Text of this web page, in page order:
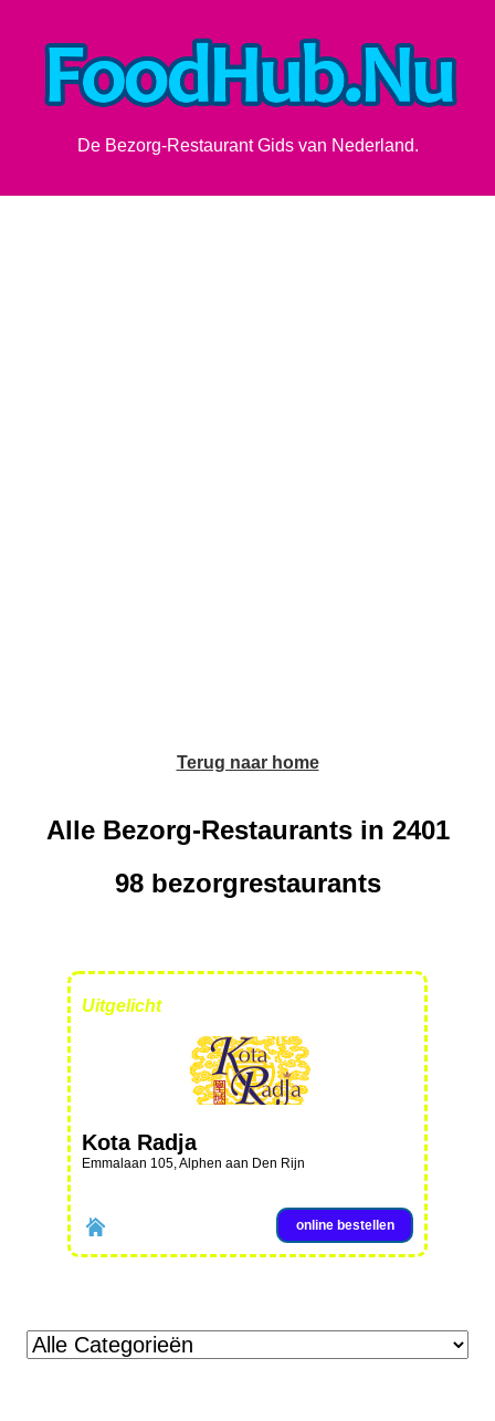
De Bezorg-Restaurant Gids van Nederland.
Terug naar home
Alle Bezorg-Restaurants in 2401
98 bezorgrestaurants
Uitgelicht
Kota Radja
Emmalaan 105, Alphen aan Den Rijn
online bestellen